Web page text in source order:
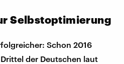
Selbstoptimierung
Schon 2016
der Deutschen laut